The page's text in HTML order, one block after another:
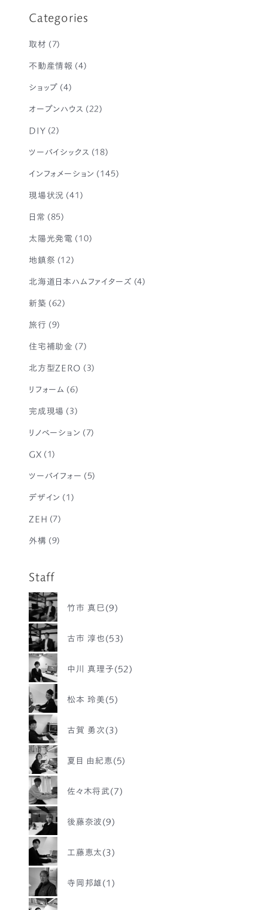
Categories
取材 (7)
不動産情報 (4)
ショップ (4)
オープンハウス (22)
DIY (2)
ツーバイシックス (18)
インフォメーション (145)
現場状況 (41)
日常 (85)
太陽光発電 (10)
地鎮祭 (12)
北海道日本ハムファイターズ (4)
新築 (62)
旅行 (9)
住宅補助金 (7)
北方型ZERO (3)
リフォーム (6)
完成現場 (3)
リノベーション (7)
GX (1)
ツーバイフォー (5)
デザイン (1)
ZEH (7)
外構 (9)
Staff
竹市 真巳(9)
古市 淳也(53)
中川 真理子(52)
松本 玲美(5)
古賀 勇次(3)
夏目 由紀恵(5)
佐々木将武(7)
後藤奈波(9)
工藤恵太(3)
寺岡邦雄(1)